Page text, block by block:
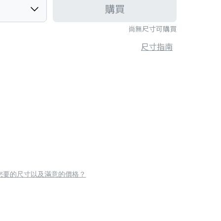
尚無尺寸可購買
購買
尺寸指南
要的尺寸以及滿意的價格？